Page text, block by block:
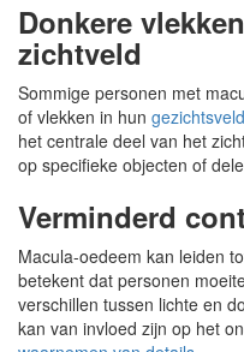
Donkere
zichtveld
Sommige personen met
of vlekken in hun gezichtsveld
het centrale deel van het
op specifieke objecten of
Verminderd
Macula-oedeem kan leiden
betekent dat personen
verschillen tussen lichte en
kan van invloed zijn op het